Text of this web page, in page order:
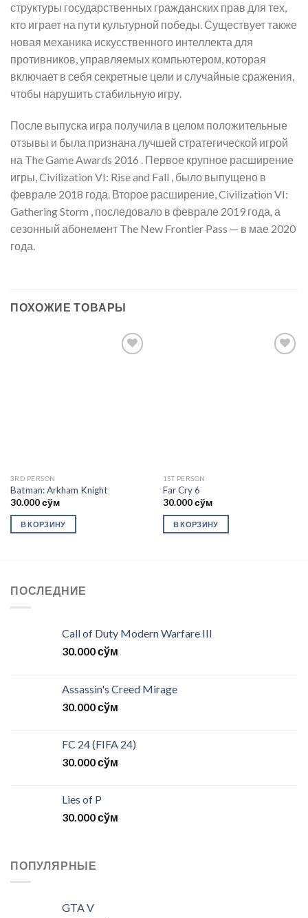
структуры государственных гражданских прав для тех,
кто играет на пути культурной победы. Существует также
новая механика искусственного интеллекта для
противников, управляемых компьютером, которая
включает в себя секретные цели и случайные сражения,
чтобы нарушить стабильную игру.
После выпуска игра получила в целом положительные
отзывы и была признана лучшей стратегической игрой
на The Game Awards 2016 . Первое крупное расширение
игры, Civilization VI: Rise and Fall , было выпущено в
феврале 2018 года. Второе расширение, Civilization VI:
Gathering Storm , последовало в феврале 2019 года, а
сезонный абонемент The New Frontier Pass — в мае 2020
года.
ПОХОЖИЕ ТОВАРЫ
3RD PERSON
Batman: Arkham Knight
30.000сўм
В КОРЗИНУ
1ST PERSON
Far Cry 6
30.000сўм
В КОРЗИНУ
ПОСЛЕДНИЕ
Call of Duty Modern Warfare III
30.000сўм
Assassin's Creed Mirage
30.000сўм
FC 24 (FIFA 24)
30.000сўм
Lies of P
30.000сўм
ПОПУЛЯРНЫЕ
GTA V